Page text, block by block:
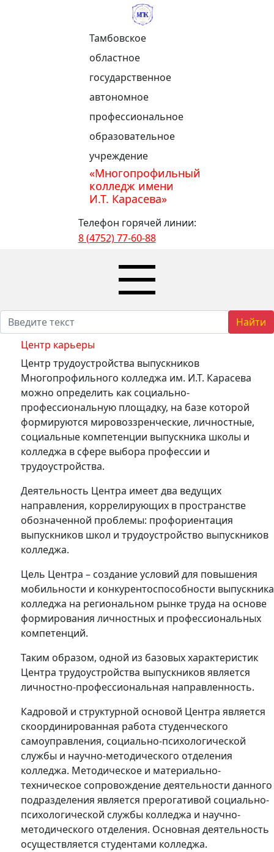
Тамбовское
областное
государственное
автономное
профессиональное
образовательное
учреждение
«Многопрофильный
колледж имени
И.Т. Карасева»
Телефон горячей линии:
8 (4752) 77-60-88
Найти
Центр карьеры
Центр трудоустройства выпускников
Многопрофильного колледжа им. И.Т. Карасева
можно определить как социально-
профессиональную площадку, на базе которой
формируются мировоззренческие, личностные,
социальные компетенции выпускника школы и
колледжа в сфере выбора профессии и
трудоустройства.
Деятельность Центра имеет два ведущих
направления, коррелирующих в пространстве
обозначенной проблемы: профориентация
выпускников школ и трудоустройство выпускников
колледжа.
Цель Центра – создание условий для повышения
мобильности и конкурентоспособности выпускника
колледжа на региональном рынке труда на основе
формирования личностных и профессиональных
компетенций.
Таким образом, одной из базовых характеристик
Центра трудоустройства выпускников является
личностно-профессиональная направленность.
Кадровой и структурной основой Центра является
скоординированная работа студенческого
самоуправления, социально-психологической
службы и научно-методического отделения
колледжа. Методическое и материально-
техническое сопровождение деятельности данного
подразделения является прерогативой социально-
психологической службы колледжа и научно-
методического отделения. Основная деятельность
осуществляется студентами колледжа.